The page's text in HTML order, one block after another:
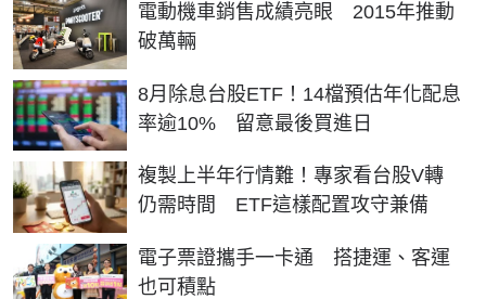
電動機車銷售成績亮眼 2015年推動
破萬輛
8月除息台股ETF！14檔預估年化配息
率逾10% 留意最後買進日
複製上半年行情難！專家看台股V轉
仍需時間 ETF這樣配置攻守兼備
電子票證攜手一卡通 搭捷運、客運
也可積點